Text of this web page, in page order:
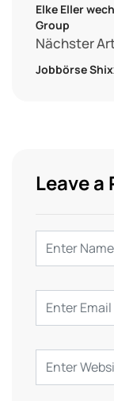
Elke Eller
Group
Nächster
Jobbörse
Leave a